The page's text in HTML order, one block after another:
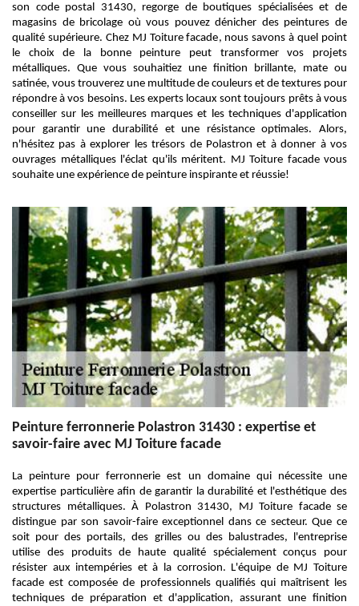
son code postal 31430, regorge de boutiques spécialisées et de
magasins de bricolage où vous pouvez dénicher des peintures de
qualité supérieure. Chez MJ Toiture facade, nous savons à quel point
le choix de la bonne peinture peut transformer vos projets
métalliques. Que vous souhaitiez une finition brillante, mate ou
satinée, vous trouverez une multitude de couleurs et de textures pour
répondre à vos besoins. Les experts locaux sont toujours prêts à vous
conseiller sur les meilleures marques et les techniques d'application
pour garantir une durabilité et une résistance optimales. Alors,
n'hésitez pas à explorer les trésors de Polastron et à donner à vos
ouvrages métalliques l'éclat qu'ils méritent. MJ Toiture facade vous
souhaite une expérience de peinture inspirante et réussie!
Peinture ferronnerie Polastron 31430 : expertise et
savoir-faire avec MJ Toiture facade
La peinture pour ferronnerie est un domaine qui nécessite une
expertise particulière afin de garantir la durabilité et l'esthétique des
structures métalliques. À Polastron 31430, MJ Toiture facade se
distingue par son savoir-faire exceptionnel dans ce secteur. Que ce
soit pour des portails, des grilles ou des balustrades, l'entreprise
utilise des produits de haute qualité spécialement conçus pour
résister aux intempéries et à la corrosion. L'équipe de MJ Toiture
facade est composée de professionnels qualifiés qui maîtrisent les
techniques de préparation et d'application, assurant une finition